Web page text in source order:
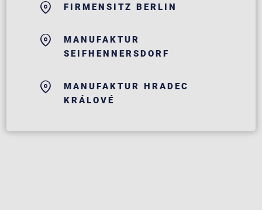
FIRMENSITZ BERLIN
MANUFAKTUR
SEIFHENNERSDORF
MANUFAKTUR HRADEC
KRÁLOVÉ